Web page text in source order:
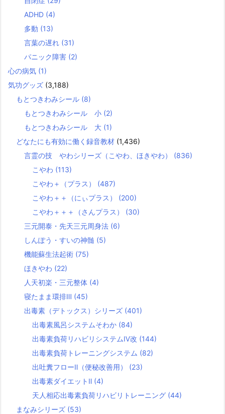
ADHD (4)
多動 (13)
言葉の遅れ (31)
パニック障害 (2)
心の病気 (1)
気功グッズ (3,188)
もとつきわみシール (8)
もとつきわみシール 小 (2)
もとつきわみシール 大 (1)
どなたにも有効に働く録音教材 (1,436)
言霊の技 やわシリーズ（こやわ、ほきやわ） (836)
こやわ (113)
こやわ＋（プラス） (487)
こやわ＋＋（にぃプラス） (200)
こやわ＋＋＋（さんプラス） (30)
三元開泰・先天三元周身法 (6)
しんぽう・すいの神髄 (5)
機能蘇生法起術 (75)
ほきやわ (22)
人天初楽・三元整体 (4)
寝たまま環排Ⅲ (45)
出毒素（デトックス）シリーズ (401)
出毒素風呂システムそわか (84)
出毒素負荷リハビリシステムⅣ改 (144)
出毒素負荷トレーニングシステム (82)
出吐糞フローⅡ（便秘改善用） (23)
出毒素ダイエットⅡ (4)
天人相応出毒素負荷リハビリトレーニング (44)
まなみシリーズ (53)